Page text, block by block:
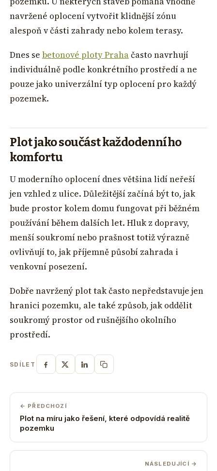
navržené oplocení vytvořit klidnější zónu
alespoň v části zahrady nebo kolem terasy.
Dnes se betonové ploty Prahačasto navrhují
individuálně podle konkrétního prostředí a ne
pouze jako univerzální typ oplocení pro každý
pozemek.
Plot jako součást každodenního
komfortu
U moderního oplocení dnes většina lidí neřeší
jen vzhled z ulice. Důležitější začíná být to, jak
bude prostor kolem domu fungovat při běžném
používání během dalších let. Hluk z dopravy,
menší soukromí nebo prašnost totiž výrazně
ovlivňují to, jak příjemně působí zahrada i
venkovní posezení.
Dobře navržený plot tak často nepředstavuje jen
hranici pozemku, ale také způsob, jak oddělit
soukromý prostor od rušnějšího okolního
prostředí.
SDÍLET
← PŘEDCHOZÍ
Plot na míru jako řešení, které odpovídá realitě
pozemku
NÁSLEDUJÍCÍ →